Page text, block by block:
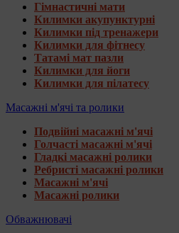
Гімнастичні мати
Килимки акупунктурні
Килимки під тренажери
Килимки для фітнесу
Татамі мат пазли
Килимки для йоги
Килимки для пілатесу
Масажні м'ячі та ролики
Подвійні масажні м'ячі
Голчасті масажні м'ячі
Гладкі масажні ролики
Ребристі масажні ролики
Масажні м'ячі
Масажні ролики
Обважнювачі